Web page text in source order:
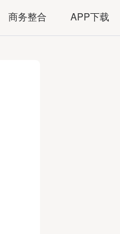
商务整合 APP下载